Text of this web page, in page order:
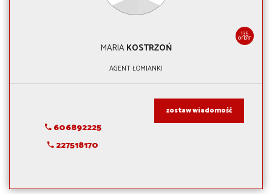
135
OFERT
MARIAKOSTRZOŃ
AGENT ŁOMIANKI
606892225
227518170
zostaw wiadomość